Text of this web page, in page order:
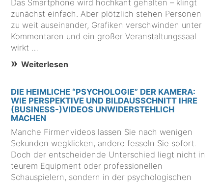
Das Smartphone wird hochkant gehalten – klingt
zunächst einfach. Aber plötzlich stehen Personen
zu weit auseinander, Grafiken verschwinden unter
Kommentaren und ein großer Veranstaltungssaal
wirkt …
Weiterlesen
DIE HEIMLICHE “PSYCHOLOGIE” DER KAMERA:
WIE PERSPEKTIVE UND BILDAUSSCHNITT IHRE
(BUSINESS-)VIDEOS UNWIDERSTEHLICH
MACHEN
Manche Firmenvideos lassen Sie nach wenigen
Sekunden wegklicken, andere fesseln Sie sofort.
Doch der entscheidende Unterschied liegt nicht in
teurem Equipment oder professionellen
Schauspielern, sondern in der psychologischen